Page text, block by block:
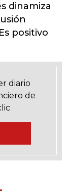
dinamiza
positivo
diario
de